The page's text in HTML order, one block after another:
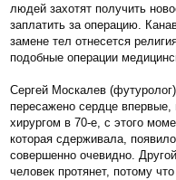
людей захотят получить
заплатить за операцию.
замене тел отнесется
подобные операции
Сергей Москалев
пересажено сердце
хирургом в 70-е, с этого
которая сдерживала,
совершенно очевидно.
человек протянет, потому